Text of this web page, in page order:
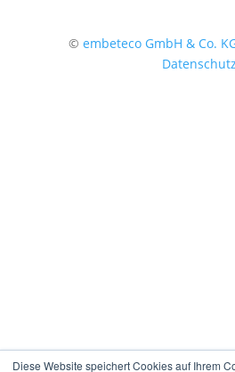
Diese Website speichert Cookies auf Ihrem
© embeteco GmbH & Co.
Datenschutz